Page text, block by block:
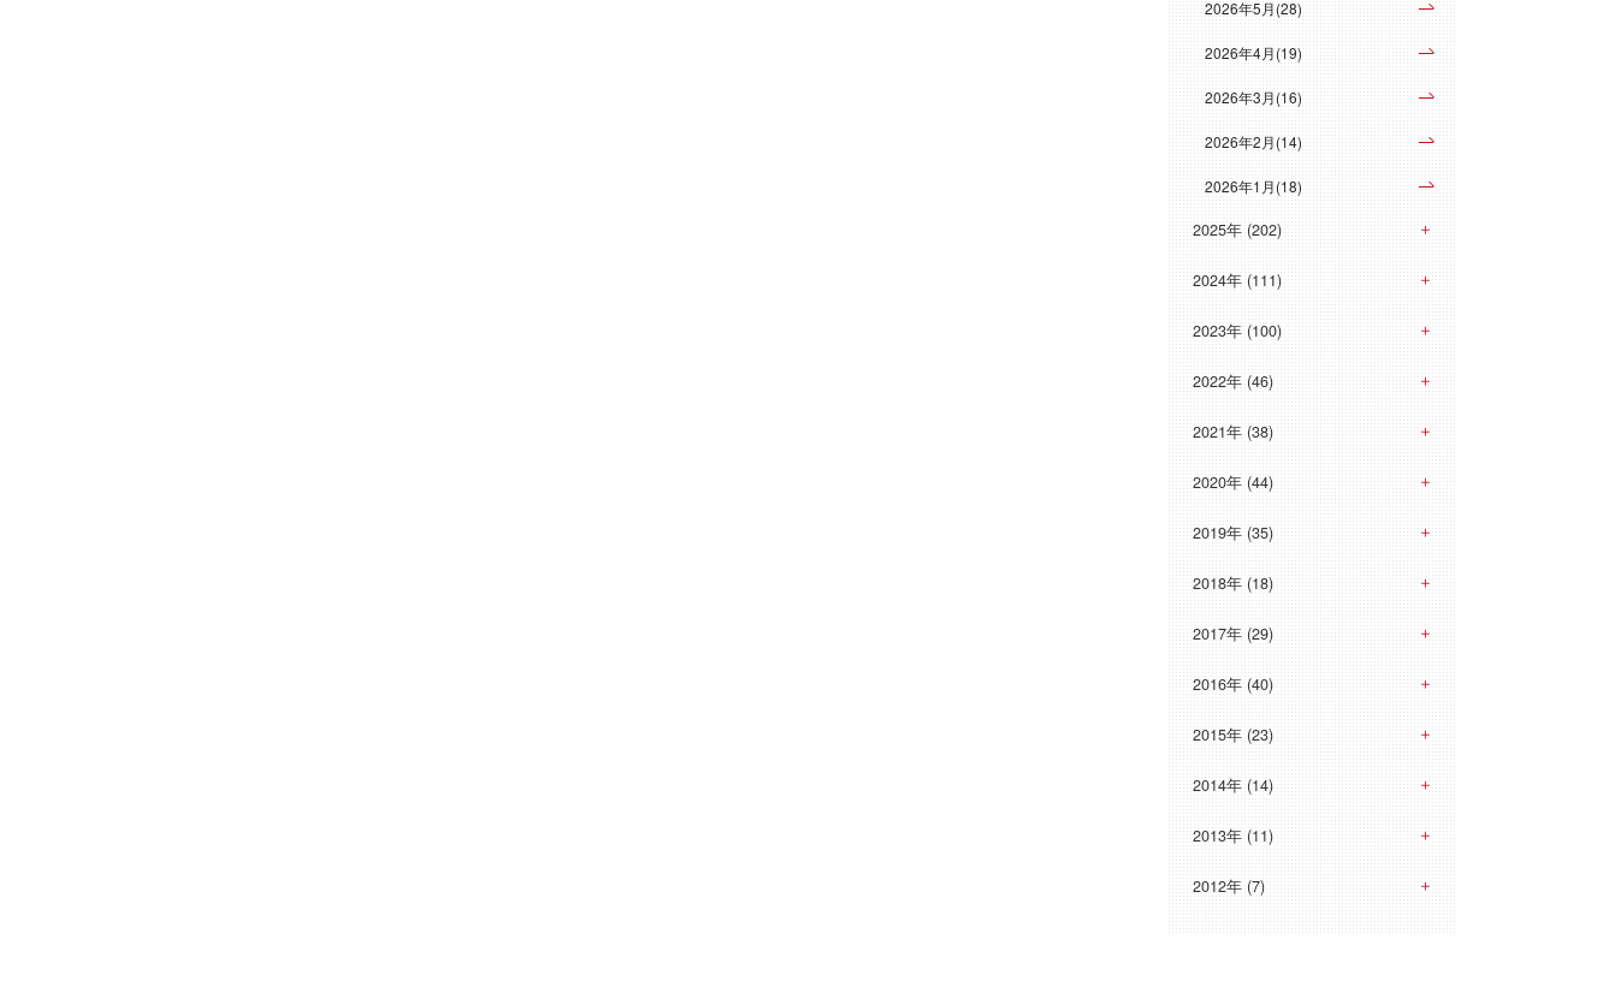
2026年5月(28)
2026年4月(19)
2026年3月(16)
2026年2月(14)
2026年1月(18)
2025年 (202)
2024年 (111)
2023年 (100)
2022年 (46)
2021年 (38)
2020年 (44)
2019年 (35)
2018年 (18)
2017年 (29)
2016年 (40)
2015年 (23)
2014年 (14)
2013年 (11)
2012年 (7)